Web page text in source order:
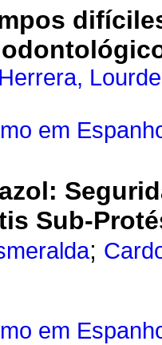
em
:
Sub-
;
em